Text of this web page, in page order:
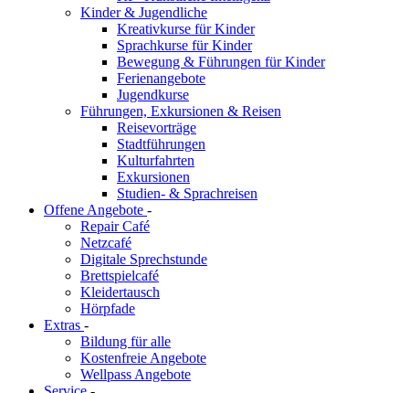
Kinder & Jugendliche
Kreativkurse für Kinder
Sprachkurse für Kinder
Bewegung & Führungen für Kinder
Ferienangebote
Jugendkurse
Führungen, Exkursionen & Reisen
Reisevorträge
Stadtführungen
Kulturfahrten
Exkursionen
Studien- & Sprachreisen
Offene Angebote -
Repair Café
Netzcafé
Digitale Sprechstunde
Brettspielcafé
Kleidertausch
Hörpfade
Extras -
Bildung für alle
Kostenfreie Angebote
Wellpass Angebote